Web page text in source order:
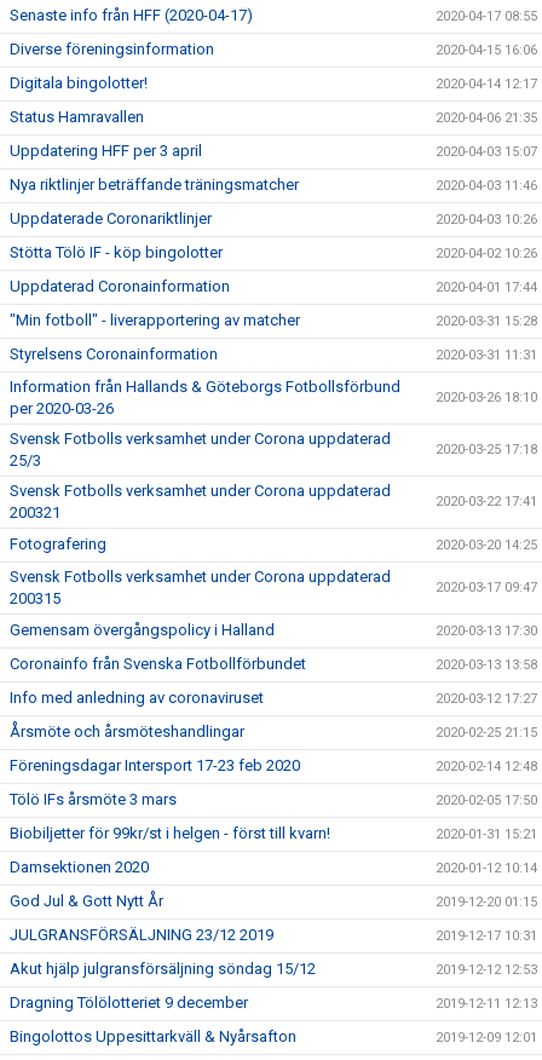
Senaste info från HFF (2020-04-17) 2020-04-17 08:55
Diverse föreningsinformation 2020-04-15 16:06
Digitala bingolotter! 2020-04-14 12:17
Status Hamravallen 2020-04-06 21:35
Uppdatering HFF per 3 april 2020-04-03 15:07
Nya riktlinjer beträffande träningsmatcher 2020-04-03 11:46
Uppdaterade Coronariktlinjer 2020-04-03 10:26
Stötta Tölö IF - köp bingolotter 2020-04-02 10:26
Uppdaterad Coronainformation 2020-04-01 17:44
"Min fotboll" - liverapportering av matcher 2020-03-31 15:28
Styrelsens Coronainformation 2020-03-31 11:31
Information från Hallands & Göteborgs Fotbollsförbund
per 2020-03-26
2020-03-26 18:10
Svensk Fotbolls verksamhet under Corona uppdaterad
25/3
2020-03-25 17:18
Svensk Fotbolls verksamhet under Corona uppdaterad
200321
2020-03-22 17:41
Fotografering 2020-03-20 14:25
Svensk Fotbolls verksamhet under Corona uppdaterad
200315
2020-03-17 09:47
Gemensam övergångspolicy i Halland 2020-03-13 17:30
Coronainfo från Svenska Fotbollförbundet 2020-03-13 13:58
Info med anledning av coronaviruset 2020-03-12 17:27
Årsmöte och årsmöteshandlingar 2020-02-25 21:15
Föreningsdagar Intersport 17-23 feb 2020 2020-02-14 12:48
Tölö IFs årsmöte 3 mars 2020-02-05 17:50
Biobiljetter för 99kr/st i helgen - först till kvarn! 2020-01-31 15:21
Damsektionen 2020 2020-01-12 10:14
God Jul & Gott Nytt År 2019-12-20 01:15
JULGRANSFÖRSÄLJNING 23/12 2019 2019-12-17 10:31
Akut hjälp julgransförsäljning söndag 15/12 2019-12-12 12:53
Dragning Tölölotteriet 9 december 2019-12-11 12:13
Bingolottos Uppesittarkväll & Nyårsafton 2019-12-09 12:01